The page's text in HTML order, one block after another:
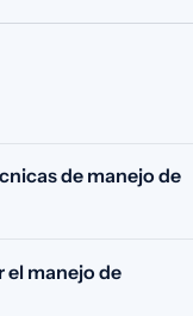
de manejo de
el manejo de